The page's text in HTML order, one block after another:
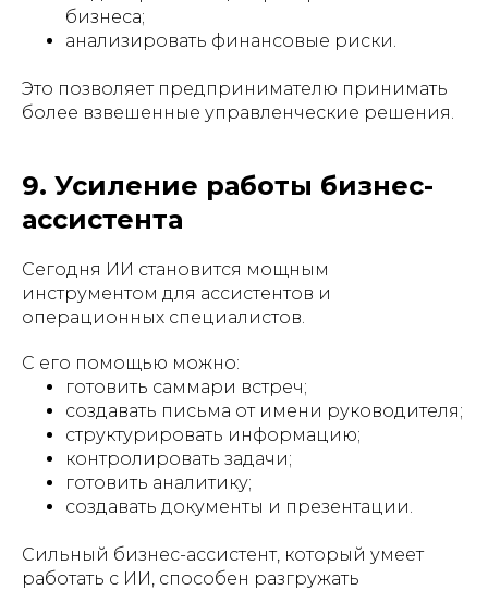
бизнеса;
анализировать финансовые риски.
Это позволяет предпринимателю принимать
более взвешенные управленческие решения.
9. Усиление работы бизнес-
ассистента
Сегодня ИИ становится мощным
инструментом для ассистентов и
операционных специалистов.
С его помощью можно:
готовить саммари встреч;
создавать письма от имени руководителя;
структурировать информацию;
контролировать задачи;
готовить аналитику;
создавать документы и презентации.
Сильный бизнес-ассистент, который умеет
работать с ИИ, способен разгружать